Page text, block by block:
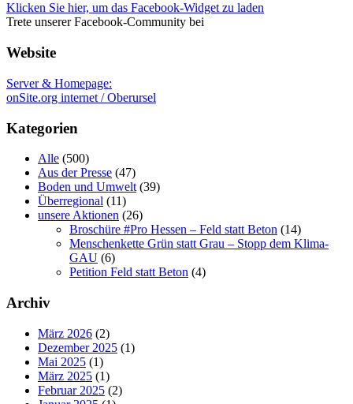
Klicken Sie hier, um das Facebook-Widget zu laden
Trete unserer Facebook-Community bei
Website
Server & Homepage:
onSite.org internet / Oberursel
Kategorien
Alle (500)
Aus der Presse (47)
Boden und Umwelt (39)
Überregional (11)
unsere Aktionen (26)
Broschüre #Pro Hessen – Feld statt Beton (14)
Menschenkette Grün statt Grau – Stopp dem Klima-
GAU (6)
Petition Feld statt Beton (4)
Archiv
März 2026 (2)
Dezember 2025 (1)
Mai 2025 (1)
März 2025 (1)
Februar 2025 (2)